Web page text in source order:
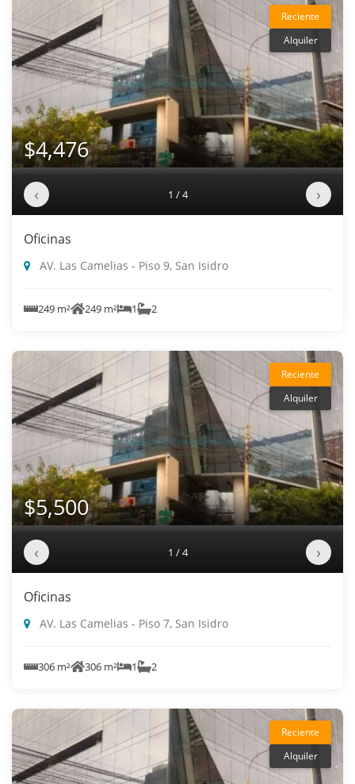
Reciente
Alquiler
$4,476
‹ 1 / 4 ›
Oficinas
AV. Las Camelias - Piso 9, San Isidro
249 m² 249 m² 1 2
Reciente
Alquiler
$5,500
‹ 1 / 4 ›
Oficinas
AV. Las Camelias - Piso 7, San Isidro
306 m² 306 m² 1 2
Reciente
Alquiler